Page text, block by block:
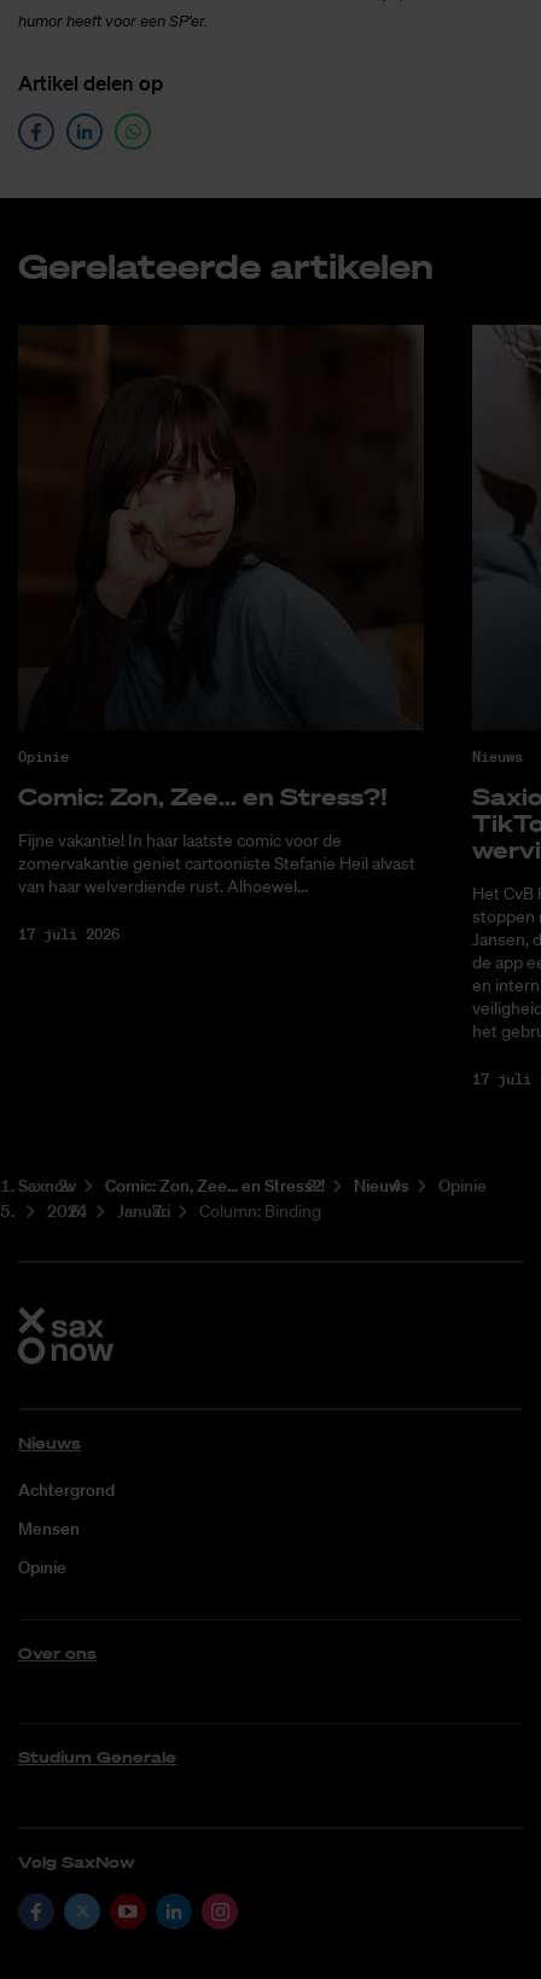
humor heeft voor een SP’er.
Ar­ti­kel de­len op
Ge­re­la­teer­de ar­ti­ke­len
Opinie
Co­mic: Zon, Zee... en Stress?!
Fijne vakantie! In haar laatste comic voor de
zomervakantie geniet cartooniste Stefanie Heil alvast
van haar welverdiende rust. Alhoewel...
17 juli 2026
Nieuws
Het CvB
stoppen
Jansen,
de app
en
het
17 juli
Saxnow Co­mic: Zon, Zee... en Stress?! Nieuws
Opinie
2024
Januari Column: Binding
Nieuws
Achtergrond
Mensen
Opinie
Over ons
Studium Generale
Volg SaxNow